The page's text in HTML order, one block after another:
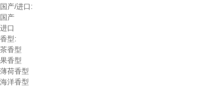
国产/进口:
国产
进口
香型:
茶香型
果香型
薄荷香型
海洋香型